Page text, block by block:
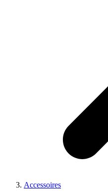
Accessoires